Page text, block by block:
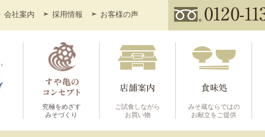
会社案内 採用情報 お客様の声
究極をめざす
みそづくり
ご試食しながら
お買い物
みそ蔵ならではの
お献立をご提供